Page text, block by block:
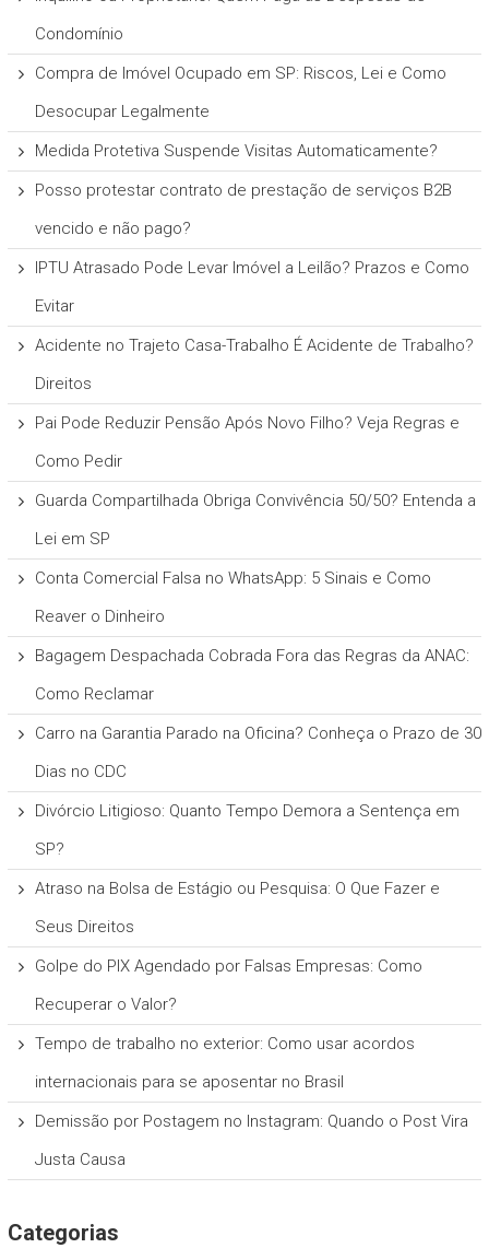
Condomínio
Compra de Imóvel Ocupado em SP: Riscos, Lei e Como
Desocupar Legalmente
Medida Protetiva Suspende Visitas Automaticamente?
Posso protestar contrato de prestação de serviços B2B
vencido e não pago?
IPTU Atrasado Pode Levar Imóvel a Leilão? Prazos e Como
Evitar
Acidente no Trajeto Casa-Trabalho É Acidente de Trabalho?
Direitos
Pai Pode Reduzir Pensão Após Novo Filho? Veja Regras e
Como Pedir
Guarda Compartilhada Obriga Convivência 50/50? Entenda a
Lei em SP
Conta Comercial Falsa no WhatsApp: 5 Sinais e Como
Reaver o Dinheiro
Bagagem Despachada Cobrada Fora das Regras da ANAC:
Como Reclamar
Carro na Garantia Parado na Oficina? Conheça o Prazo de 30
Dias no CDC
Divórcio Litigioso: Quanto Tempo Demora a Sentença em
SP?
Atraso na Bolsa de Estágio ou Pesquisa: O Que Fazer e
Seus Direitos
Golpe do PIX Agendado por Falsas Empresas: Como
Recuperar o Valor?
Tempo de trabalho no exterior: Como usar acordos
internacionais para se aposentar no Brasil
Demissão por Postagem no Instagram: Quando o Post Vira
Justa Causa
Categorias